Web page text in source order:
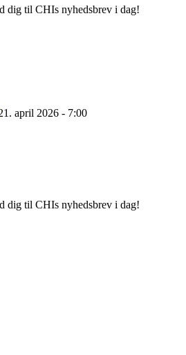
dig til CHIs nyhedsbrev i dag!
april 2026 - 7:00
dig til CHIs nyhedsbrev i dag!